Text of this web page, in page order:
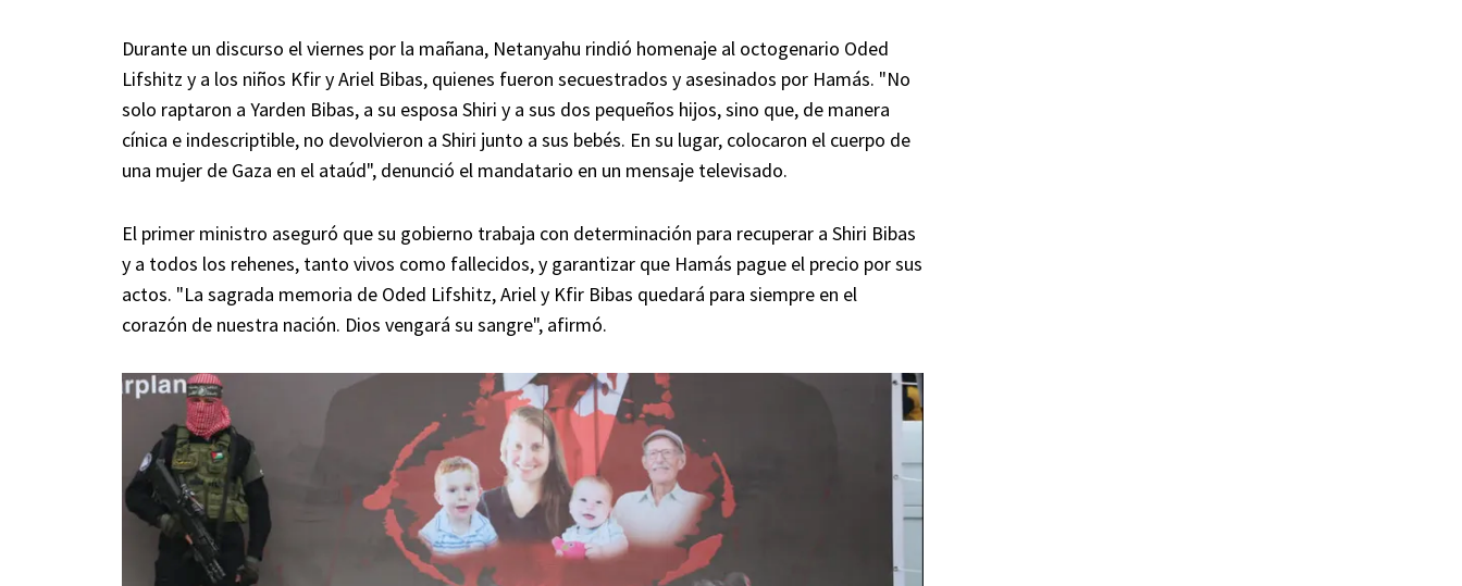
Durante un discurso el viernes por la mañana, Netanyahu rindió homenaje al octogenario Oded
Lifshitz y a los niños Kfir y Ariel Bibas, quienes fueron secuestrados y asesinados por Hamás. "No
solo raptaron a Yarden Bibas, a su esposa Shiri y a sus dos pequeños hijos, sino que, de manera
cínica e indescriptible, no devolvieron a Shiri junto a sus bebés. En su lugar, colocaron el cuerpo de
una mujer de Gaza en el ataúd", denunció el mandatario en un mensaje televisado.
El primer ministro aseguró que su gobierno trabaja con determinación para recuperar a Shiri Bibas
y a todos los rehenes, tanto vivos como fallecidos, y garantizar que Hamás pague el precio por sus
actos. "La sagrada memoria de Oded Lifshitz, Ariel y Kfir Bibas quedará para siempre en el
corazón de nuestra nación. Dios vengará su sangre", afirmó.